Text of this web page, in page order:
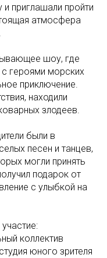
приглашали пройти
атмосфера
шоу, где
героями морских
приключение.
находили
злодеев.
были в
песен и танцев,
могли принять
подарок от
с улыбкой на
коллектив
юного зрителя